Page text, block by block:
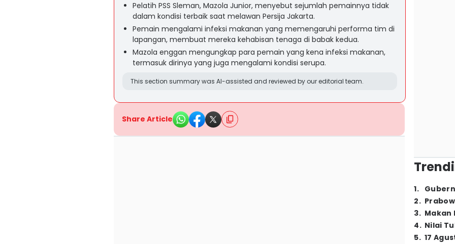
Pelatih PSS Sleman, Mazola Junior, menyebut sejumlah pemainnya tidak
dalam kondisi terbaik saat melawan Persija Jakarta.
Pemain mengalami infeksi makanan yang memengaruhi performa tim di
lapangan, membuat mereka kehabisan tenaga di babak kedua.
Mazola enggan mengungkap para pemain yang kena infeksi makanan,
termasuk dirinya yang juga mengalami kondisi serupa.
This section summary was AI-assisted and reviewed by our editorial team.
Share Article
1.
2.
3. Makan
4. Nilai
5. 17